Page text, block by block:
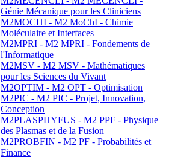
Génie Mécanique pour les Cliniciens
M2MOCHI - M2 MoChI - Chimie
Moléculaire et Interfaces
M2MPRI - M2 MPRI - Fondements de
l'Informatique
M2MSV - M2 MSV - Mathématiques
pour les Sciences du Vivant
M2OPTIM - M2 OPT - Optimisation
M2PIC - M2 PIC - Projet, Innovation,
Conception
M2PLASPHYFUS - M2 PPF - Physique
des Plasmas et de la Fusion
M2PROBFIN - M2 PF - Probabilités et
Finance